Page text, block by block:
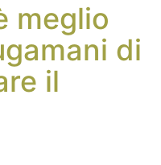
meglio
di
il